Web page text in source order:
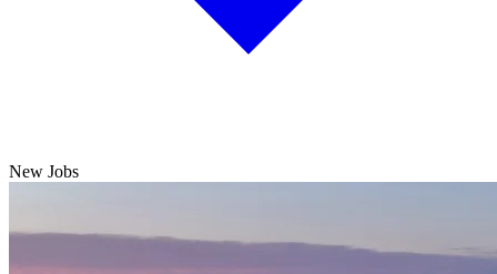
New Jobs